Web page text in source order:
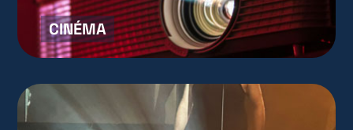
CINÉMA